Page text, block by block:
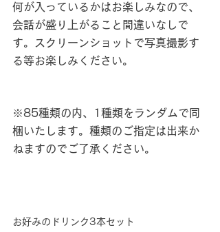
何が入っているかはお楽しみなので、
会話が盛り上がること間違いなしで
す。スクリーンショットで写真撮影す
る等お楽しみください。
※85種類の内、1種類をランダムで同
梱いたします。種類のご指定は出来か
ねますのでご了承ください。
お好みのドリンク3本セット